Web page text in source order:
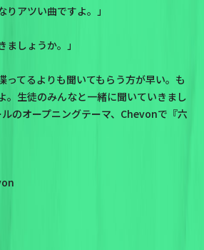
アツい曲ですよ。」
しょうか。」
てるよりも聞いてもらう方が早い。も
。生徒のみんなと一緒に聞いていきまし
のオープニングテーマ、Chevonで『六